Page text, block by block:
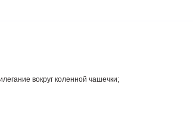
вокруг коленной чашечки;